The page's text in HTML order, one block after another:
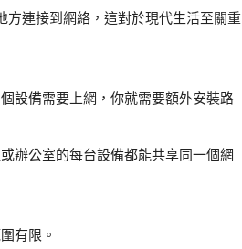
連接到網絡，這對於現代生活至關重
設備需要上網，你就需要額外安裝路
辦公室的每台設備都能共享同一個網
有限。